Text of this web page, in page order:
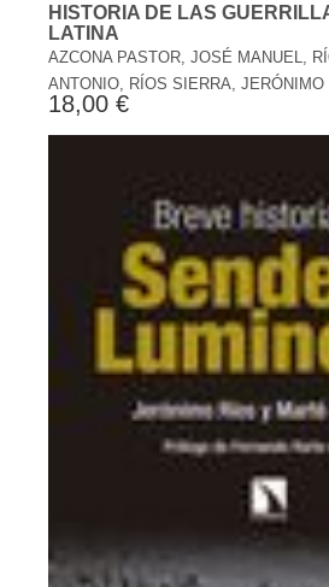
HISTORIA DE LAS
LATINA
AZCONA PASTOR, JOSÉ MANUEL,
ANTONIO, RÍOS SIERRA, JERÓNIMO
18,00 €